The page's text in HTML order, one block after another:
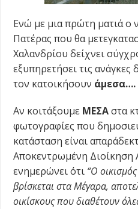
Ενώ με μια πρώτη ματιά ο
Πατέρας που θα
Χαλανδρίου δείχνει
εξυπηρετήσει τις
τον κατοικήσουν άμεσα….
Αν κοιτάξουμε ΜΕΣΑστα
φωτογραφίες που
κατάσταση είναι
Αποκεντρωμένη Διοίκηση
ενημερώνει ότι “Ο
βρίσκεται στα Μέγαρα,
οικίσκους που διαθέτουν